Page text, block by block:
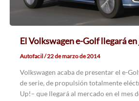
El Volkswagen e-Golf llegará
Autofacil/22 de marzo de 2014
Volkswagen acaba de presentar el e-
de serie, de propulsión totalmente
Up!– que llegará al mercado en el mes